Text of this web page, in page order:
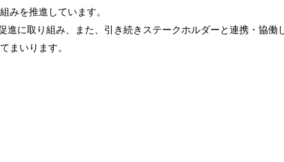
みを推進しています。
進に取り組み、また、引き続きステークホルダーと連携・協働
まいります。